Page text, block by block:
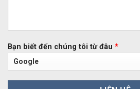
Bạn biết đến chúng tôi từ đâu *